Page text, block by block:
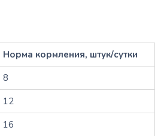
Норма кормления, штук/сутки
8
12
16